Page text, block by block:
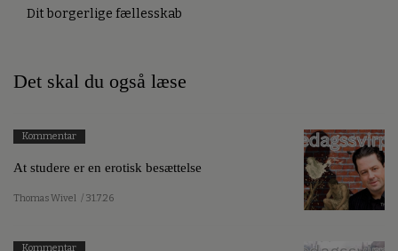
Dit borgerlige fællesskab
Det skal du også læse
Kommentar
At studere er en erotisk besættelse
Thomas Wivel / 31.7.26
Kommentar